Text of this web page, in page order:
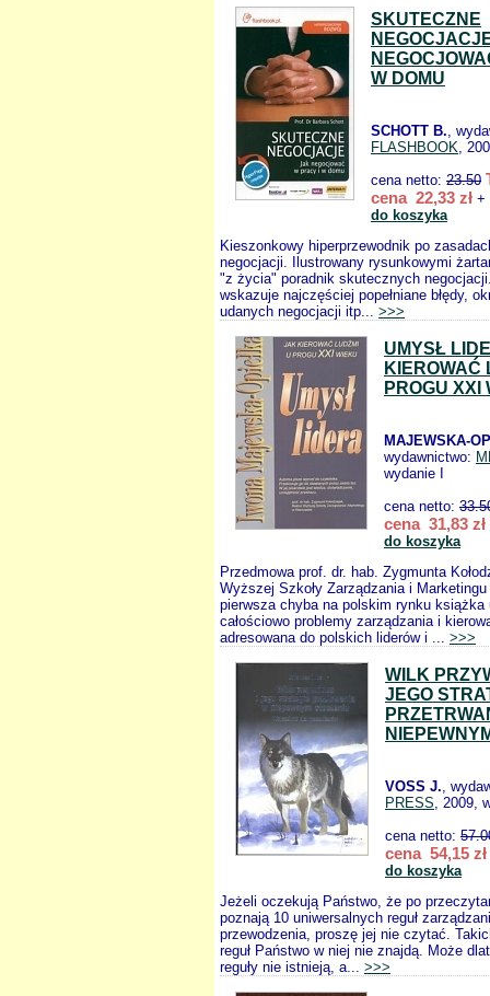
SKUTECZNE
W DOMU
SCHOTT B.,
FLASHBOOK,
cena netto: 23.50
cena 22,33 zł +
do koszyka
Kieszonkowy hiperprzewodnik po
negocjacji. Ilustrowany rysunkowymi
"z życia" poradnik skutecznych
wskazuje najczęściej popełniane błędy,
udanych negocjacji itp... >>>
UMYSŁ
KIEROWAĆ
PROGU XXI
MAJEWSKA-
wydawnictwo:
wydanie I
cena netto:
cena 31,83 zł
do koszyka
Przedmowa prof. dr. hab. Zygmunta
Wyższej Szkoły Zarządzania i
pierwsza chyba na polskim rynku książka
całościowo problemy zarządzania i
adresowana do polskich liderów i ... >>>
WILK
JEGO
VOSS J.,
PRESS, 2009,
cena netto:
cena 54,15 zł
do koszyka
Jeżeli oczekują Państwo, że po
poznają 10 uniwersalnych reguł
przewodzenia, proszę jej nie czytać.
reguł Państwo w niej nie znajdą. Może
reguły nie istnieją, a... >>>